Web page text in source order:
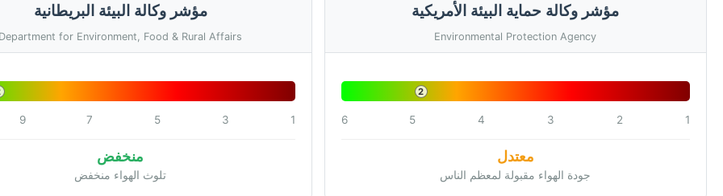
مؤشر وكالة حماية البيئة الأمريكية
Environmental Protection Agency
2
1
2
3
4
5
6
معتدل
جودة الهواء مقبولة لمعظم الناس
مؤشر وكالة البيئة البريطانية
Department for Environment, Food & Rural Affairs
1
3
5
7
9
منخفض
تلوث الهواء منخفض